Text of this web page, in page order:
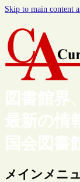
Skip to main content
図書館界
最新の情
国会図書
メインメニ